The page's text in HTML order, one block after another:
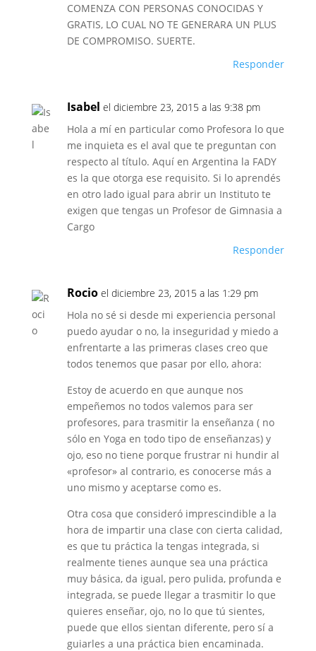
COMENZA CON PERSONAS CONOCIDAS Y
GRATIS, LO CUAL NO TE GENERARA UN PLUS
DE COMPROMISO. SUERTE.
Responder
Isabel el diciembre 23, 2015 a las 9:38 pm
Hola a mí en particular como Profesora lo que
me inquieta es el aval que te preguntan con
respecto al título. Aquí en Argentina la FADY
es la que otorga ese requisito. Si lo aprendés
en otro lado igual para abrir un Instituto te
exigen que tengas un Profesor de Gimnasia a
Cargo
Responder
Rocio el diciembre 23, 2015 a las 1:29 pm
Hola no sé si desde mi experiencia personal
puedo ayudar o no, la inseguridad y miedo a
enfrentarte a las primeras clases creo que
todos tenemos que pasar por ello, ahora:
Estoy de acuerdo en que aunque nos
empeñemos no todos valemos para ser
profesores, para trasmitir la enseñanza ( no
sólo en Yoga en todo tipo de enseñanzas) y
ojo, eso no tiene porque frustrar ni hundir al
«profesor» al contrario, es conocerse más a
uno mismo y aceptarse como es.
Otra cosa que consideró imprescindible a la
hora de impartir una clase con cierta calidad,
es que tu práctica la tengas integrada, si
realmente tienes aunque sea una práctica
muy básica, da igual, pero pulida, profunda e
integrada, se puede llegar a trasmitir lo que
quieres enseñar, ojo, no lo que tú sientes,
puede que ellos sientan diferente, pero sí a
guiarles a una práctica bien encaminada.